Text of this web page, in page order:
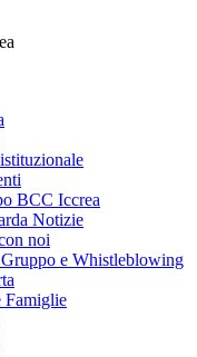
BCC Iccrea
Notizie
noi
e Whistleblowing
Famiglie